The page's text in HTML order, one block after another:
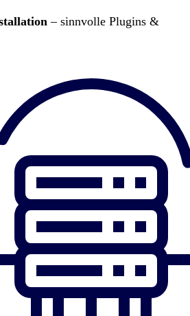
– sinnvolle Plugins &